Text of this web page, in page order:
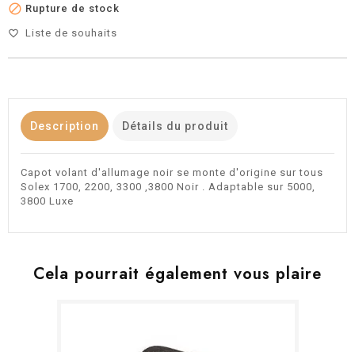
 Rupture de stock
favorite_border Liste de souhaits
Description Détails du produit
Capot volant d'allumage noir se monte d'origine sur tous
Solex 1700, 2200, 3300 ,3800 Noir . Adaptable sur 5000,
3800 Luxe
Cela pourrait également vous plaire